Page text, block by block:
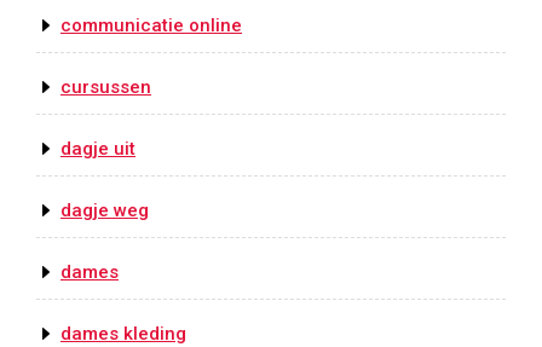
communicatie online
cursussen
dagje uit
dagje weg
dames
dames kleding